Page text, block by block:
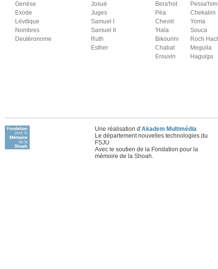
Genèse
Exode
Lévitique
Nombres
Deutéronome
Josué
Juges
Samuel I
Samuel II
Ruth
Esther
Bera'hot
Péa
Cheviit
'Hala
Bikourim
Chabat
Erouvin
Pessa'him
Chekalim
Yoma
Souca
Roch
Meguila
Haguiga
Une réalisation d’Akadem Multimédia
Le département nouvelles technologies du
FSJU
Avec le soutien de la Fondation pour la
mémoire de la Shoah.